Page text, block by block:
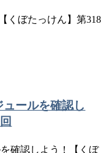
くぼたっけん】第318
ュールを確認し
確認しよう！【くぼ